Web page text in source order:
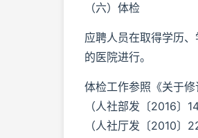
（六）体检
应聘人员在取得学历
的医院进行。
体检工作参照《关于
（人社部发〔2016〕
（人社厅发〔2010〕